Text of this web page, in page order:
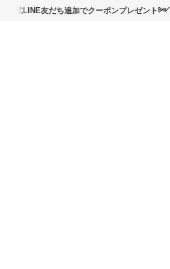
読んで
だち追加でクーポンプレゼント༻❁